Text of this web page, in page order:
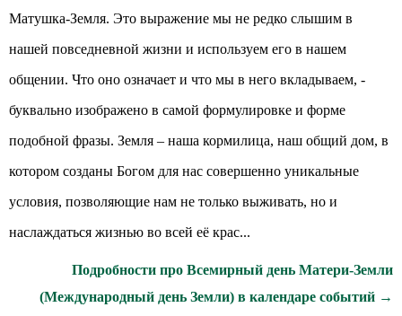
Матушка-Земля. Это выражение мы не редко слышим в
нашей повседневной жизни и используем его в нашем
общении. Что оно означает и что мы в него вкладываем, -
буквально изображено в самой формулировке и форме
подобной фразы. Земля – наша кормилица, наш общий дом, в
котором созданы Богом для нас совершенно уникальные
условия, позволяющие нам не только выживать, но и
наслаждаться жизнью во всей её крас...
Подробности про Всемирный день Матери-Земли
(Международный день Земли) в календаре событий →